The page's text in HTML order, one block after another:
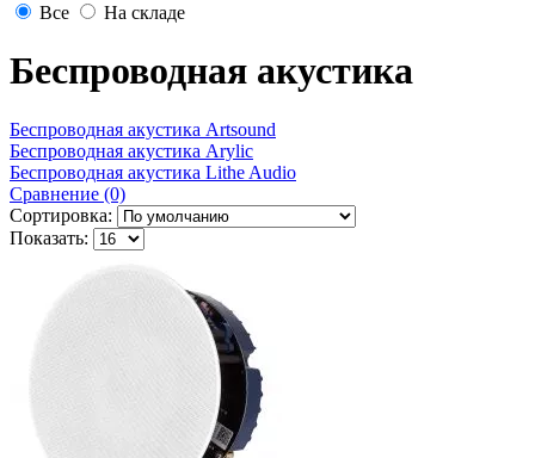
Все
На складе
Беспроводная акустика
Беспроводная акустика Artsound
Беспроводная акустика Arylic
Беспроводная акустика Lithe Audio
Сравнение (0)
Сортировка:
Показать: